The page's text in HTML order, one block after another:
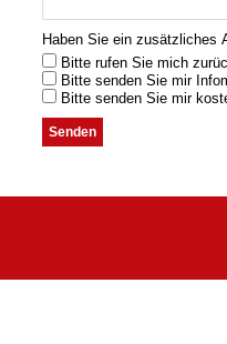
Haben Sie ein zusätzliches
Bitte rufen Sie mich
Bitte senden Sie mir
Bitte senden Sie mir